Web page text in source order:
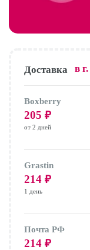
Доставка в г.
Boxberry
205 ₽
от 2 дней
Grastin
214 ₽
1 день
Почта РФ
214 ₽